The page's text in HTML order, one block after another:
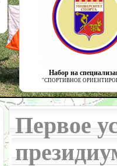
Набор на
"СПОРТИВНОЕ
Первое